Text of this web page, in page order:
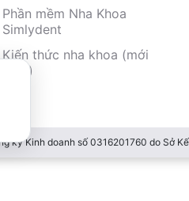
Phần mềm Nha Khoa
Simlydent
Kiến thức nha khoa (mới
nhất)
ký Kinh doanh số 0316201760 do Sở